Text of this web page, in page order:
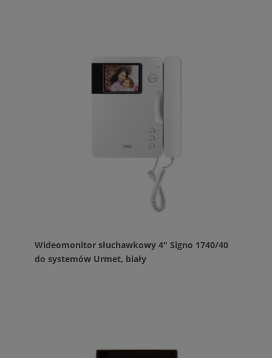
Wideomonitor słuchawkowy 4" Signo 1740/40
do systemów Urmet, biały